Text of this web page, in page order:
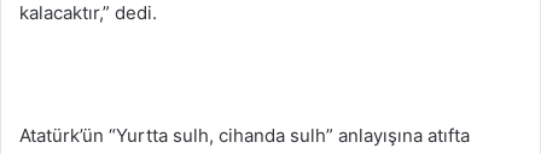
kalacaktır,” dedi.
Atatürk’ün “Yurtta sulh, cihanda sulh” anlayışına atıfta